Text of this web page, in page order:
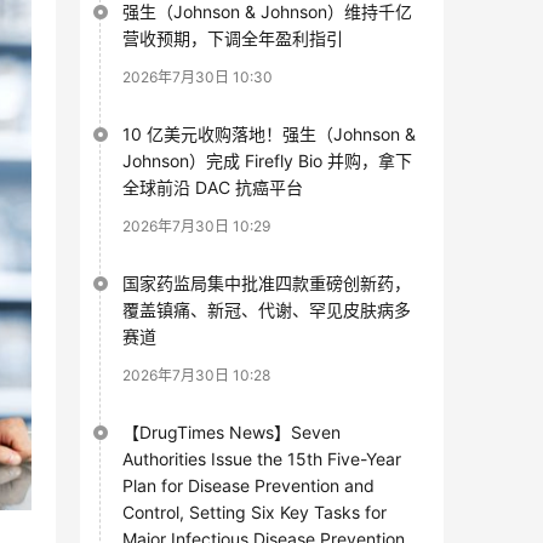
强生（Johnson & Johnson）维持千亿
营收预期，下调全年盈利指引
2026年7月30日 10:30
10 亿美元收购落地！强生（Johnson &
Johnson）完成 Firefly Bio 并购，拿下
全球前沿 DAC 抗癌平台
2026年7月30日 10:29
国家药监局集中批准四款重磅创新药，
覆盖镇痛、新冠、代谢、罕见皮肤病多
赛道
2026年7月30日 10:28
【DrugTimes News】Seven
Authorities Issue the 15th Five-Year
Plan for Disease Prevention and
Control, Setting Six Key Tasks for
Major Infectious Disease Prevention